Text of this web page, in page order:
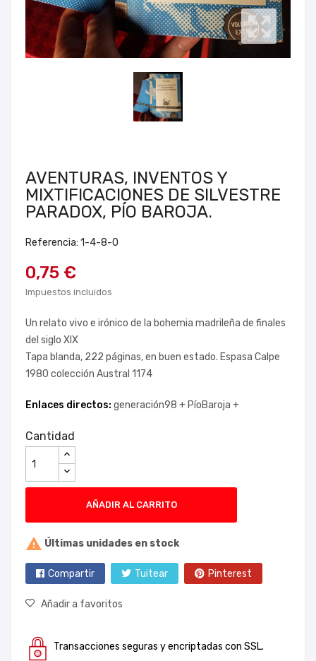
AVENTURAS, INVENTOS Y
MIXTIFICACIONES DE SILVESTRE
PARADOX, PÍO BAROJA.
Referencia: 1-4-8-0
0,75 €
Impuestos incluidos
Un relato vivo e irónico de la bohemia madrileña de finales
del siglo XIX
Tapa blanda, 222 páginas, en buen estado. Espasa Calpe
1980 colección Austral 1174
Enlaces directos: generación98 + PíoBaroja +
Cantidad
AÑADIR AL CARRITO
 Últimas unidades en stock
Compartir Tuitear Pinterest
Añadir a favoritos
Transacciones seguras y encriptadas con SSL.